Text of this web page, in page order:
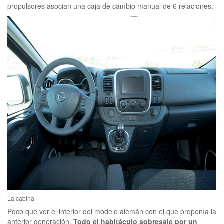
propulsores asocian una caja de cambio manual de 6 relaciones.
La cabina
Poco que ver el interior del modelo alemán con el que proponía la
anterior generación. Todo el habitáculo sobresale por un